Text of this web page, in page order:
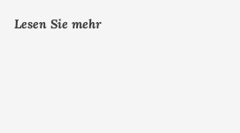
Lesen Sie mehr